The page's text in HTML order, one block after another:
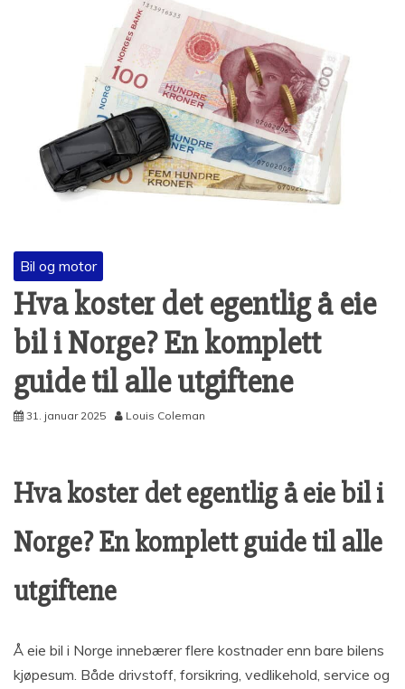
Bil og motor
Hva koster det egentlig å eie
bil i Norge? En komplett
guide til alle utgiftene
31. januar 2025 Louis Coleman
Hva koster det egentlig å eie bil i
Norge? En komplett guide til alle
utgiftene
Å eie bil i Norge innebærer flere kostnader enn bare bilens
kjøpesum. Både drivstoff, forsikring, vedlikehold, service og